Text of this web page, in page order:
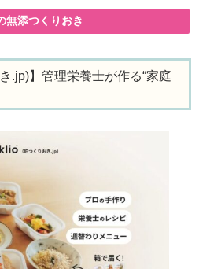
無添つくりおき
.jp)】管理栄養士が作る“家庭